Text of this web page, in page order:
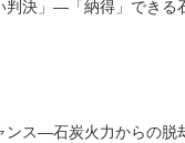
決」―「納得」できる
ンス—石炭火力からの脱